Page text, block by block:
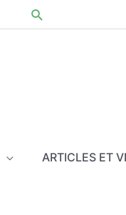
ARTICLES ET